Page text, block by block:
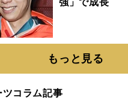
もっと見る
コラム記事